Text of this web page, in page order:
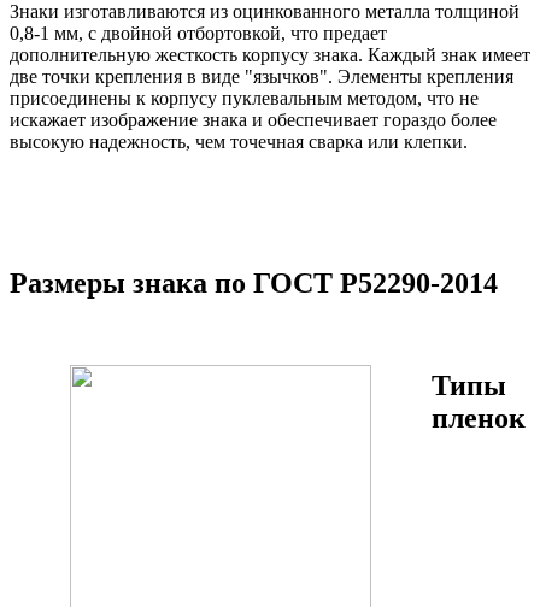
Знаки изготавливаются из оцинкованного металла толщиной
0,8-1 мм, с двойной отбортовкой, что предает
дополнительную жесткость корпусу знака. Каждый знак имеет
две точки крепления в виде "язычков". Элементы крепления
присоединены к корпусу пуклевальным методом, что не
искажает изображение знака и обеспечивает гораздо более
высокую надежность, чем точечная сварка или клепки.
Размеры знака по ГОСТ Р52290-2014
Типы
пленок